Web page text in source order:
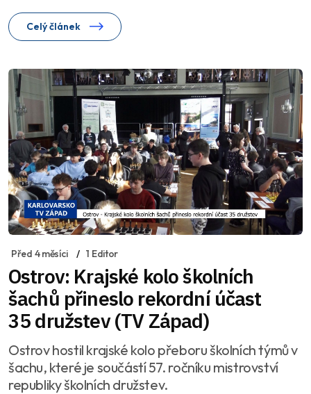
Celý článek
Před 4 měsíci 1 Editor
Ostrov: Krajské kolo školních
šachů přineslo rekordní účast
35 družstev (TV Západ)
Ostrov hostil krajské kolo přeboru školních týmů v
šachu, které je součástí 57. ročníku mistrovství
republiky školních družstev.